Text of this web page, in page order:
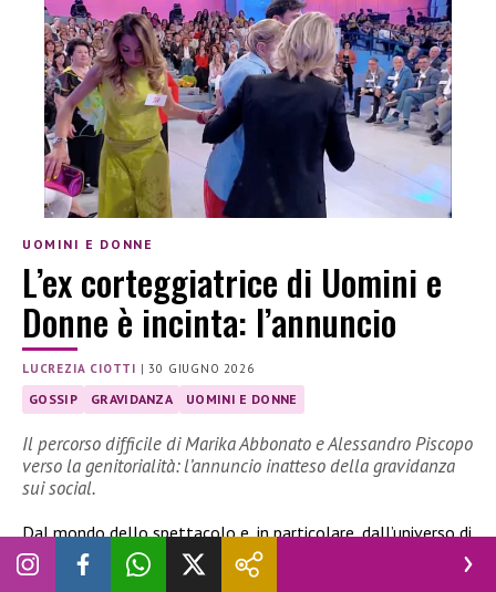
UOMINI E DONNE
L’ex corteggiatrice di Uomini e
Donne è incinta: l’annuncio
LUCREZIA CIOTTI |30 GIUGNO 2026
GOSSIP GRAVIDANZA UOMINI E DONNE
Il percorso difficile di Marika Abbonato e Alessandro Piscopo
verso la genitorialità: l’annuncio inatteso della gravidanza
sui social.
Dal mondo dello spettacolo e, in particolare, dall’universo di
Uomini e Donne, arriva una nuova notizia che ha
immediatamente attirato l’attenzione del pubblico. L’ex